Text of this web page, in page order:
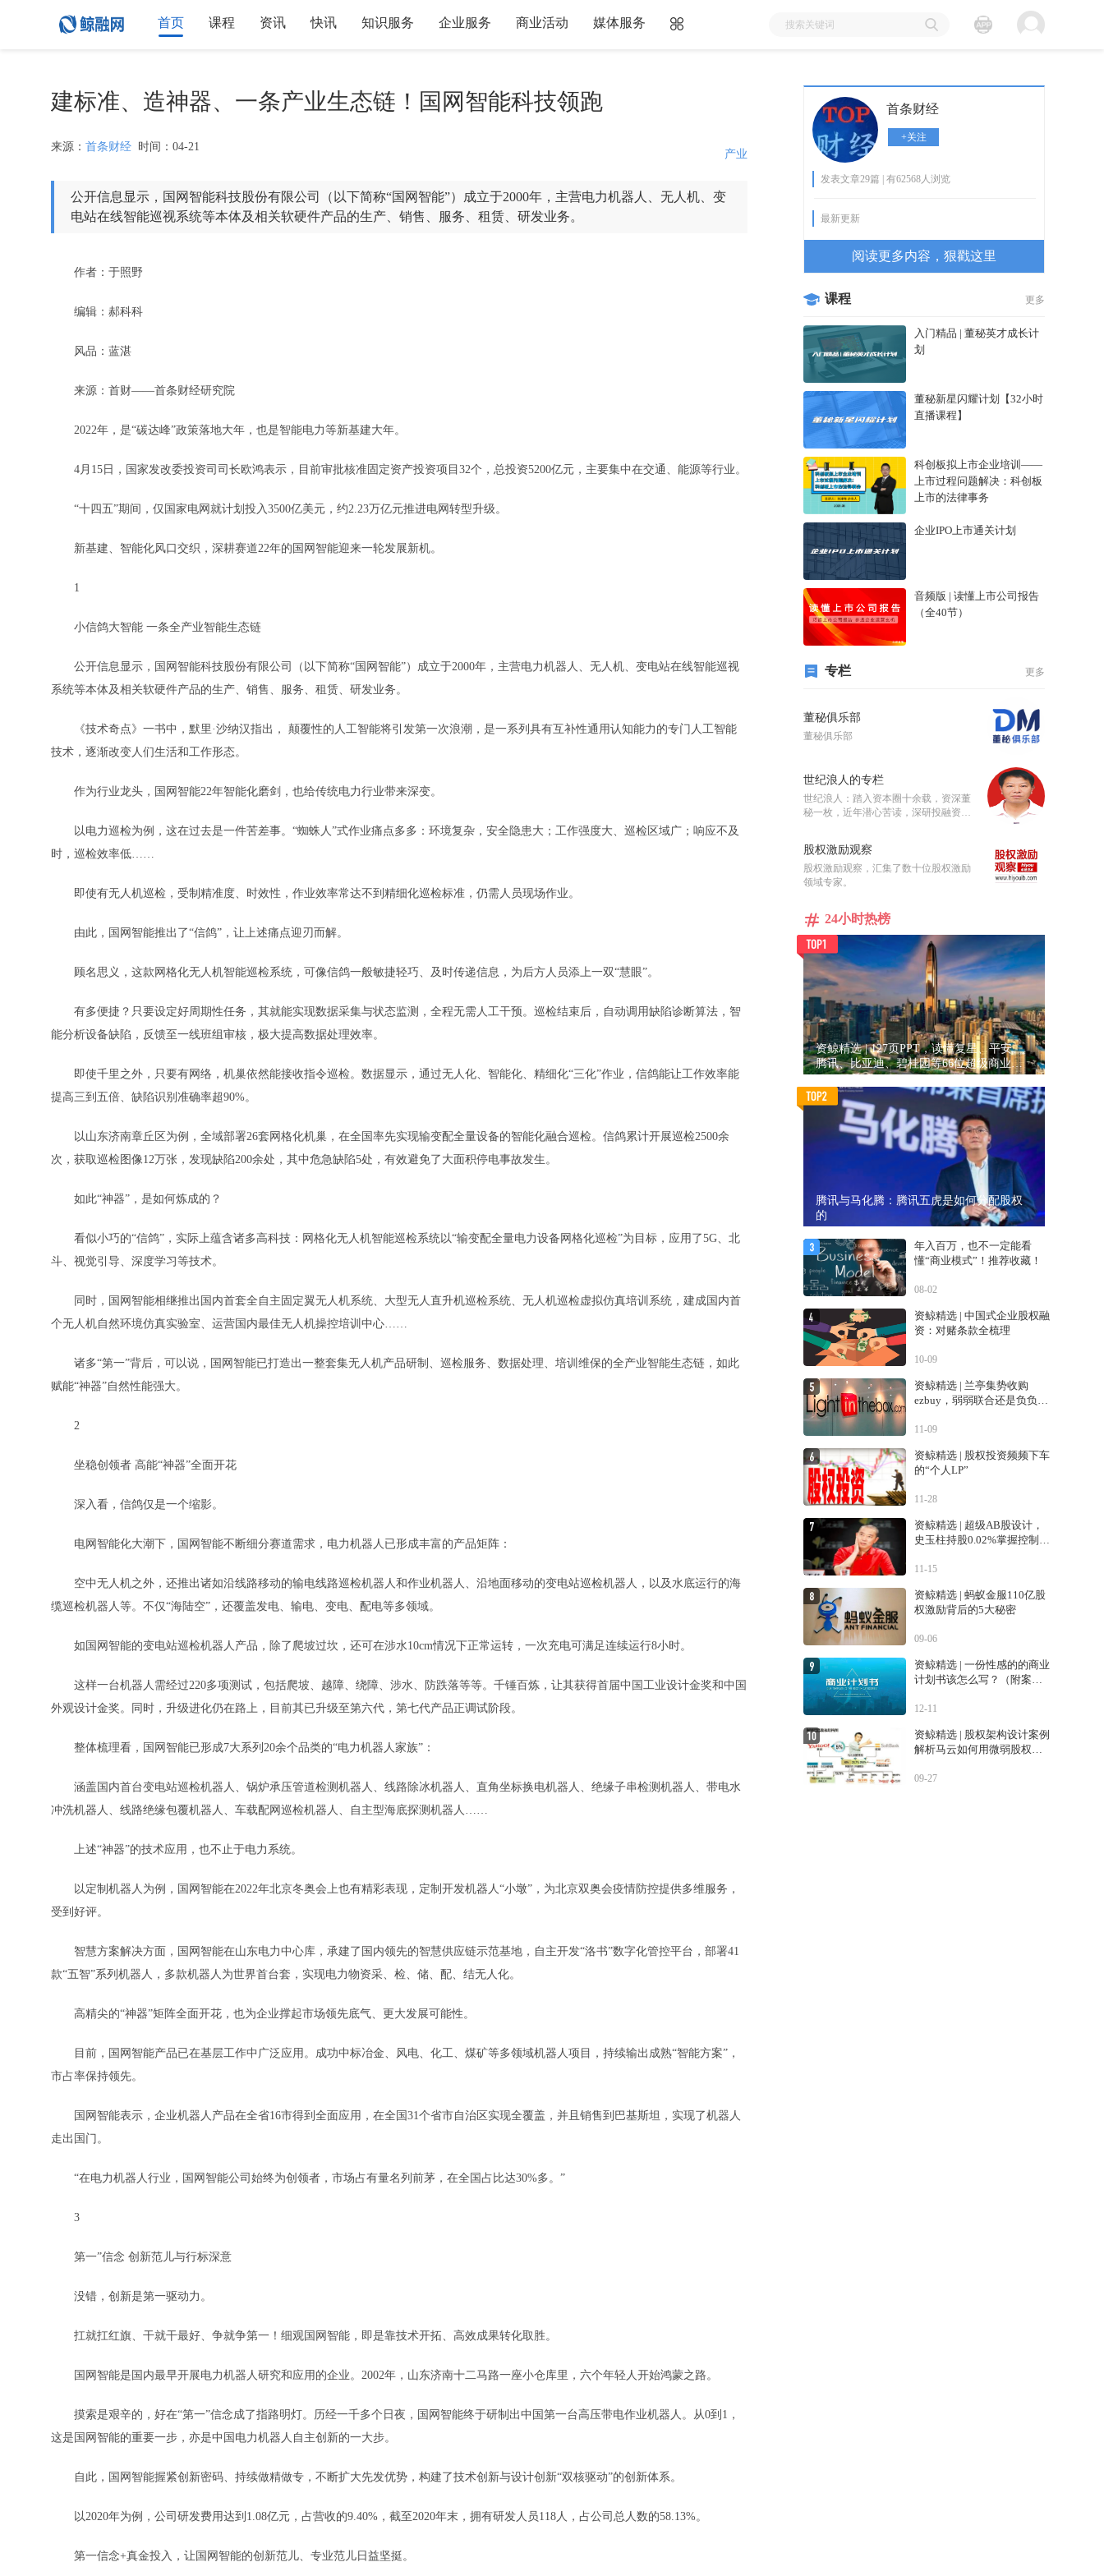
首页 课程 资讯 快讯 知识服务 企业服务 商业活动 媒体服务
建标准、造神器、一条产业生态链！国网智能科技领跑
来源： 首条财经 时间：04-21
产业
公开信息显示，国网智能科技股份有限公司（以下简称“国网智能”）成立于2000年，主营电力机器人、无人机、变
电站在线智能巡视系统等本体及相关软硬件产品的生产、销售、服务、租赁、研发业务。
作者：于照野
编辑：郝科科
风品：蓝湛
来源：首财——首条财经研究院
2022年，是“碳达峰”政策落地大年，也是智能电力等新基建大年。
4月15日，国家发改委投资司司长欧鸿表示，目前审批核准固定资产投资项目32个，总投资5200亿元，主要集中在交通、能源等行业。
“十四五”期间，仅国家电网就计划投入3500亿美元，约2.23万亿元推进电网转型升级。
新基建、智能化风口交织，深耕赛道22年的国网智能迎来一轮发展新机。
1
小信鸽大智能 一条全产业智能生态链
公开信息显示，国网智能科技股份有限公司（以下简称“国网智能”）成立于2000年，主营电力机器人、无人机、变电站在线智能巡视
系统等本体及相关软硬件产品的生产、销售、服务、租赁、研发业务。
《技术奇点》一书中，默里·沙纳汉指出， 颠覆性的人工智能将引发第一次浪潮，是一系列具有互补性通用认知能力的专门人工智能
技术，逐渐改变人们生活和工作形态。
作为行业龙头，国网智能22年智能化磨剑，也给传统电力行业带来深变。
以电力巡检为例，这在过去是一件苦差事。“蜘蛛人”式作业痛点多多：环境复杂，安全隐患大；工作强度大、巡检区域广；响应不及
时，巡检效率低……
即使有无人机巡检，受制精准度、时效性，作业效率常达不到精细化巡检标准，仍需人员现场作业。
由此，国网智能推出了“信鸽”，让上述痛点迎刃而解。
顾名思义，这款网格化无人机智能巡检系统，可像信鸽一般敏捷轻巧、及时传递信息，为后方人员添上一双“慧眼”。
有多便捷？只要设定好周期性任务，其就能实现数据采集与状态监测，全程无需人工干预。巡检结束后，自动调用缺陷诊断算法，智
能分析设备缺陷，反馈至一线班组审核，极大提高数据处理效率。
即使千里之外，只要有网络，机巢依然能接收指令巡检。数据显示，通过无人化、智能化、精细化“三化”作业，信鸽能让工作效率能
提高三到五倍、缺陷识别准确率超90%。
以山东济南章丘区为例，全域部署26套网格化机巢，在全国率先实现输变配全量设备的智能化融合巡检。信鸽累计开展巡检2500余
次，获取巡检图像12万张，发现缺陷200余处，其中危急缺陷5处，有效避免了大面积停电事故发生。
如此“神器”，是如何炼成的？
看似小巧的“信鸽”，实际上蕴含诸多高科技：网格化无人机智能巡检系统以“输变配全量电力设备网格化巡检”为目标，应用了5G、北
斗、视觉引导、深度学习等技术。
同时，国网智能相继推出国内首套全自主固定翼无人机系统、大型无人直升机巡检系统、无人机巡检虚拟仿真培训系统，建成国内首
个无人机自然环境仿真实验室、运营国内最佳无人机操控培训中心……
诸多“第一”背后，可以说，国网智能已打造出一整套集无人机产品研制、巡检服务、数据处理、培训维保的全产业智能生态链，如此
赋能“神器”自然性能强大。
2
坐稳创领者 高能“神器”全面开花
深入看，信鸽仅是一个缩影。
电网智能化大潮下，国网智能不断细分赛道需求，电力机器人已形成丰富的产品矩阵：
空中无人机之外，还推出诸如沿线路移动的输电线路巡检机器人和作业机器人、沿地面移动的变电站巡检机器人，以及水底运行的海
缆巡检机器人等。不仅“海陆空”，还覆盖发电、输电、变电、配电等多领域。
如国网智能的变电站巡检机器人产品，除了爬坡过坎，还可在涉水10cm情况下正常运转，一次充电可满足连续运行8小时。
这样一台机器人需经过220多项测试，包括爬坡、越障、绕障、涉水、防跌落等等。千锤百炼，让其获得首届中国工业设计金奖和中国
外观设计金奖。同时，升级进化仍在路上，目前其已升级至第六代，第七代产品正调试阶段。
整体梳理看，国网智能已形成7大系列20余个品类的“电力机器人家族”：
涵盖国内首台变电站巡检机器人、锅炉承压管道检测机器人、线路除冰机器人、直角坐标换电机器人、绝缘子串检测机器人、带电水
冲洗机器人、线路绝缘包覆机器人、车载配网巡检机器人、自主型海底探测机器人……
上述“神器”的技术应用，也不止于电力系统。
以定制机器人为例，国网智能在2022年北京冬奥会上也有精彩表现，定制开发机器人“小墩”，为北京双奥会疫情防控提供多维服务，
受到好评。
智慧方案解决方面，国网智能在山东电力中心库，承建了国内领先的智慧供应链示范基地，自主开发“洛书”数字化管控平台，部署41
款“五智”系列机器人，多款机器人为世界首台套，实现电力物资采、检、储、配、结无人化。
高精尖的“神器”矩阵全面开花，也为企业撑起市场领先底气、更大发展可能性。
目前，国网智能产品已在基层工作中广泛应用。成功中标冶金、风电、化工、煤矿等多领域机器人项目，持续输出成熟“智能方案”，
市占率保持领先。
国网智能表示，企业机器人产品在全省16市得到全面应用，在全国31个省市自治区实现全覆盖，并且销售到巴基斯坦，实现了机器人
走出国门。
“在电力机器人行业，国网智能公司始终为创领者，市场占有量名列前茅，在全国占比达30%多。”
3
第一”信念 创新范儿与行标深意
没错，创新是第一驱动力。
扛就扛红旗、干就干最好、争就争第一！细观国网智能，即是靠技术开拓、高效成果转化取胜。
国网智能是国内最早开展电力机器人研究和应用的企业。2002年，山东济南十二马路一座小仓库里，六个年轻人开始鸿蒙之路。
摸索是艰辛的，好在“第一”信念成了指路明灯。历经一千多个日夜，国网智能终于研制出中国第一台高压带电作业机器人。从0到1，
这是国网智能的重要一步，亦是中国电力机器人自主创新的一大步。
自此，国网智能握紧创新密码、持续做精做专，不断扩大先发优势，构建了技术创新与设计创新“双核驱动”的创新体系。
以2020年为例，公司研发费用达到1.08亿元，占营收的9.40%，截至2020年末，拥有研发人员118人，占公司总人数的58.13%。
第一信念+真金投入，让国网智能的创新范儿、专业范儿日益坚挺。
首条财经
+关注
发表文章29篇 | 有62568人浏览
最新更新
阅读更多内容，狠戳这里
课程 更多
入门精品 | 董秘英才成长计
划
董秘新星闪耀计划【32小时
直播课程】
科创板拟上市企业培训——
上市过程问题解决：科创板
上市的法律事务
企业IPO上市通关计划
音频版 | 读懂上市公司报告
（全40节）
专栏 更多
董秘俱乐部
董秘俱乐部
世纪浪人的专栏
世纪浪人：踏入资本圈十余载，资深董
秘一枚，近年潜心苦读，深研投融资、
股权激励观察
股权激励观察，汇集了数十位股权激励
领域专家。
24小时热榜
资鲸精选 | 127页PPT，读懂复星、平安、
腾讯、比亚迪、碧桂园等66位超级商业巨
头未来产业布局！（非常值得收藏！）
腾讯与马化腾：腾讯五虎是如何分配股权
的
年入百万，也不一定能看
懂“商业模式”！推荐收藏！
08-02
资鲸精选 | 中国式企业股权融
资：对赌条款全梳理
10-09
资鲸精选 | 兰亭集势收购
ezbuy，弱弱联合还是负负得
11-09
资鲸精选 | 股权投资频频下车
的“个人LP”
11-28
资鲸精选 | 超级AB股设计，
史玉柱持股0.02%掌握控制权
11-15
资鲸精选 | 蚂蚁金服110亿股
权激励背后的5大秘密
09-06
资鲸精选 | 一份性感的的商业
计划书该怎么写？（附案
12-11
资鲸精选 | 股权架构设计案例
解析马云如何用微弱股权控
09-27